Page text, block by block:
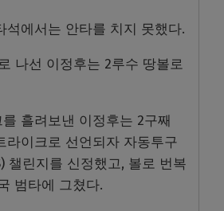
석에서는 안타를 치지 못했다.
나선 이정후는 2루수 땅볼로
흘려보낸 이정후는 2구째
라이크로 선언되자 자동투구
챌린지를 신정했고, 볼로 번복
범타에 그쳤다.